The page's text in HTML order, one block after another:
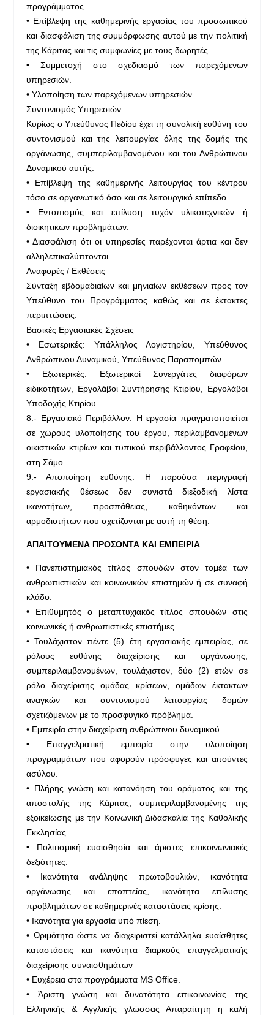
προγράμματος.
• Επίβλεψη της καθημερινής εργασίας του προσωπικού
και διασφάλιση της συμμόρφωσης αυτού με την πολιτική
της Κάριτας και τις συμφωνίες με τους δωρητές.
• Συμμετοχή στο σχεδιασμό των παρεχόμενων
υπηρεσιών.
• Υλοποίηση των παρεχόμενων υπηρεσιών.
Συντονισμός Υπηρεσιών
Κυρίως ο Υπεύθυνος Πεδίου έχει τη συνολική ευθύνη του
συντονισμού και της λειτουργίας όλης της δομής της
οργάνωσης, συμπεριλαμβανομένου και του Ανθρώπινου
Δυναμικού αυτής.
• Επίβλεψη της καθημερινής λειτουργίας του κέντρου
τόσο σε οργανωτικό όσο και σε λειτουργικό επίπεδο.
• Εντοπισμός και επίλυση τυχόν υλικοτεχνικών ή
διοικητικών προβλημάτων.
• Διασφάλιση ότι οι υπηρεσίες παρέχονται άρτια και δεν
αλληλεπικαλύπτονται.
Αναφορές / Εκθέσεις
Σύνταξη εβδομαδιαίων και μηνιαίων εκθέσεων προς τον
Υπεύθυνο του Προγράμματος καθώς και σε έκτακτες
περιπτώσεις.
Βασικές Εργασιακές Σχέσεις
• Εσωτερικές: Υπάλληλος Λογιστηρίου, Υπεύθυνος
Ανθρώπινου Δυναμικού, Υπεύθυνος Παραπομπών
• Εξωτερικές: Εξωτερικοί Συνεργάτες διαφόρων
ειδικοτήτων, Εργολάβοι Συντήρησης Κτιρίου, Εργολάβοι
Υποδοχής Κτιρίου.
8.- Εργασιακό Περιβάλλον: Η εργασία πραγματοποιείται
σε χώρους υλοποίησης του έργου, περιλαμβανομένων
οικιστικών κτιρίων και τυπικού περιβάλλοντος Γραφείου,
στη Σάμο.
9.- Αποποίηση ευθύνης: Η παρούσα περιγραφή
εργασιακής θέσεως δεν συνιστά διεξοδική λίστα
ικανοτήτων, προσπάθειας, καθηκόντων και
αρμοδιοτήτων που σχετίζονται με αυτή τη θέση.
ΑΠΑΙΤΟΥΜΕΝΑ ΠΡΟΣΟΝΤΑ ΚΑΙ ΕΜΠΕΙΡΙΑ
• Πανεπιστημιακός τίτλος σπουδών στον τομέα των
ανθρωπιστικών και κοινωνικών επιστημών ή σε συναφή
κλάδο.
• Επιθυμητός ο μεταπτυχιακός τίτλος σπουδών στις
κοινωνικές ή ανθρωπιστικές επιστήμες.
• Τουλάχιστον πέντε (5) έτη εργασιακής εμπειρίας, σε
ρόλους ευθύνης διαχείρισης και οργάνωσης,
συμπεριλαμβανομένων, τουλάχιστον, δύο (2) ετών σε
ρόλο διαχείρισης ομάδας κρίσεων, ομάδων έκτακτων
αναγκών και συντονισμού λειτουργίας δομών
σχετιζόμενων με το προσφυγικό πρόβλημα.
• Εμπειρία στην διαχείριση ανθρώπινου δυναμικού.
• Επαγγελματική εμπειρία στην υλοποίηση
προγραμμάτων που αφορούν πρόσφυγες και αιτούντες
ασύλου.
• Πλήρης γνώση και κατανόηση του οράματος και της
αποστολής της Κάριτας, συμπεριλαμβανομένης της
εξοικείωσης με την Κοινωνική Διδασκαλία της Καθολικής
Εκκλησίας.
• Πολιτισμική ευαισθησία και άριστες επικοινωνιακές
δεξιότητες.
• Ικανότητα ανάληψης πρωτοβουλιών, ικανότητα
οργάνωσης και εποπτείας, ικανότητα επίλυσης
προβλημάτων σε καθημερινές καταστάσεις κρίσης.
• Ικανότητα για εργασία υπό πίεση.
• Ωριμότητα ώστε να διαχειριστεί κατάλληλα ευαίσθητες
καταστάσεις και ικανότητα διαρκούς επαγγελματικής
διαχείρισης συναισθημάτων
• Ευχέρεια στα προγράμματα MS Office.
• Άριστη γνώση και δυνατότητα επικοινωνίας της
Ελληνικής & Αγγλικής γλώσσας Απαραίτητη η καλή